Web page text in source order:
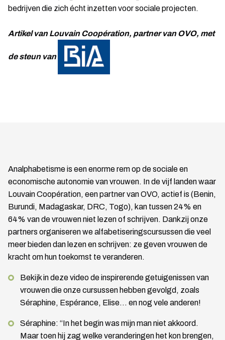
bedrijven die zich écht inzetten voor sociale projecten.
Artikel van Louvain Coopération, partner van OVO, met
de steun van
Analphabetisme is een enorme rem op de sociale en
economische autonomie van vrouwen. In de vijf landen waar
Louvain Coopération, een partner van OVO, actief is (Benin,
Burundi, Madagaskar, DRC, Togo), kan tussen 24% en
64% van de vrouwen niet lezen of schrijven. Dankzij onze
partners organiseren we alfabetiseringscursussen die veel
meer bieden dan lezen en schrijven: ze geven vrouwen de
kracht om hun toekomst te veranderen.
Bekijk in deze video de inspirerende getuigenissen van
vrouwen die onze cursussen hebben gevolgd, zoals
Séraphine, Espérance, Elise… en nog vele anderen!
Séraphine: “In het begin was mijn man niet akkoord.
Maar toen hij zag welke veranderingen het kon brengen,